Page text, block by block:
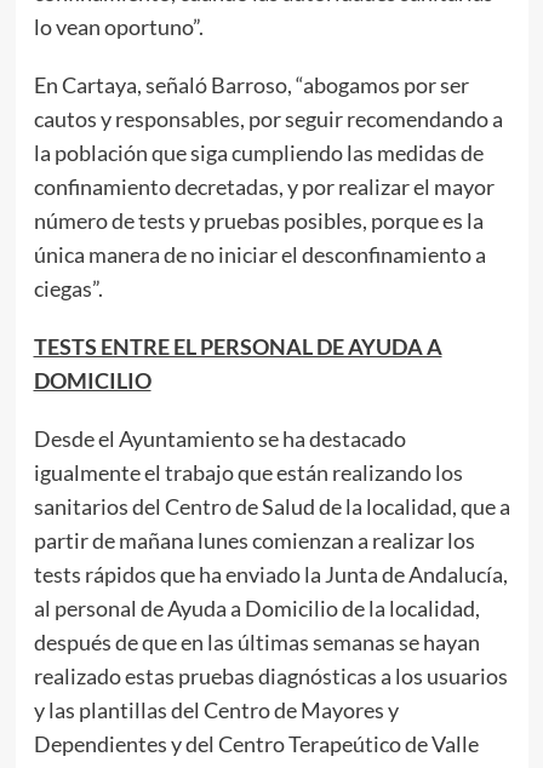
lo vean oportuno”.
En Cartaya, señaló Barroso, “abogamos por ser
cautos y responsables, por seguir recomendando a
la población que siga cumpliendo las medidas de
confinamiento decretadas, y por realizar el mayor
número de tests y pruebas posibles, porque es la
única manera de no iniciar el desconfinamiento a
ciegas”.
TESTS ENTRE EL PERSONAL DE AYUDA A
DOMICILIO
Desde el Ayuntamiento se ha destacado
igualmente el trabajo que están realizando los
sanitarios del Centro de Salud de la localidad, que a
partir de mañana lunes comienzan a realizar los
tests rápidos que ha enviado la Junta de Andalucía,
al personal de Ayuda a Domicilio de la localidad,
después de que en las últimas semanas se hayan
realizado estas pruebas diagnósticas a los usuarios
y las plantillas del Centro de Mayores y
Dependientes y del Centro Terapeútico de Valle